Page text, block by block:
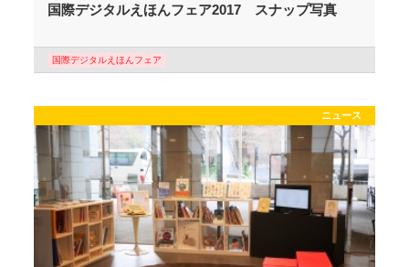
国際デジタルえほんフェア2017 スナップ写真
国際デジタルえほんフェア
ニュース